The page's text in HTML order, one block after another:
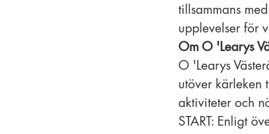
tillsammans
upplevelser för
Om O 'Learys
O 'Learys
utöver kärleken
aktiviteter och
START: Enligt